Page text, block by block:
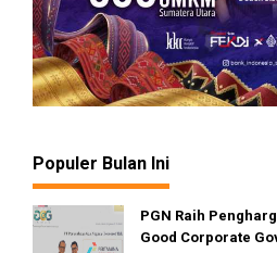
Populer Bulan Ini
PGN Raih
Good Corporate